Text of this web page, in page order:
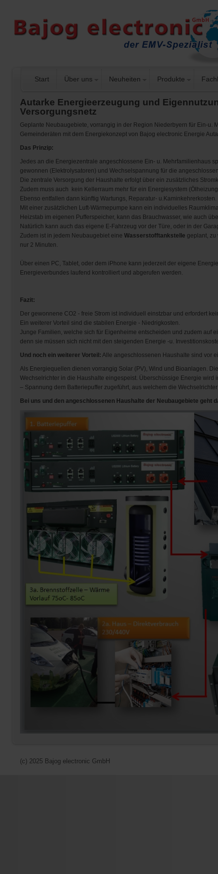
Start Über uns Neuheiten Produkte
Autarke Energieerzeugung und
Versorgungsnetz
Geplante Neubaugebiete, vorrangig in der Region Niederbyern für Ein-u.
Gemeinderäten mit dem Energiekonzept von Bajog electronic Energie
Das Prinzip:
Jedes an die Energiezentrale angeschlossene Ein- u. Mehrfamilienhaus
gewonnen (Elektrolysatoren) und Wechselspannung für die
Die zentrale Versorgung der Haushalte erfolgt über ein zusätzliches
Zudem muss auch kein Kellerraum mehr für ein Energiesystem
Ebenso entfallen dann künftig Wartungs, Reparatur- u.Kaminkehrerkosten.
Mit einer zusätzlichen Luft-Wärmepumpe kann ein individuelles
Heizstab im eigenen Pufferspeicher, kann das Brauchwasser, wie auch
Natürlich kann auch das eigene E-Fahrzeug vor der Türe, oder in der
Zudem ist in jedem Neubaugebiet eine Wasserstofftankstelle geplant,
nur 2 Minuten.
Über einen PC, Tablet, oder dem iPhone kann jederzeit der eigene
Energieverbundes laufend kontrolliert und abgerufen werden.
Fazit:
Der gewonnene CO2 - freie Strom ist individuell einstzbar und erfordert
Ein weiterer Vorteil sind die stabilen Energie - Niedrigkosten.
Junge Familien, welche sich für Eigenheime entscheiden und zudem auf
denn sie müssen sich nicht mit den steigenden Energie -u.
Und noch ein weiterer Vorteil: Alle angeschlossenen Haushalte sind vor
Als Energiequellen dienen vorrangig Solar (PV), Wind und Bioanlagen.
Wechselrichter in die Haushalte eingespeist. Überschüssige Energie
– Spannung dem Batteriepuffer zugeführt, aus welchem die
Bei uns und den angeschlossenen Haushalte der Neubaugebiete geht
(c) 2025 Bajog electronic GmbH